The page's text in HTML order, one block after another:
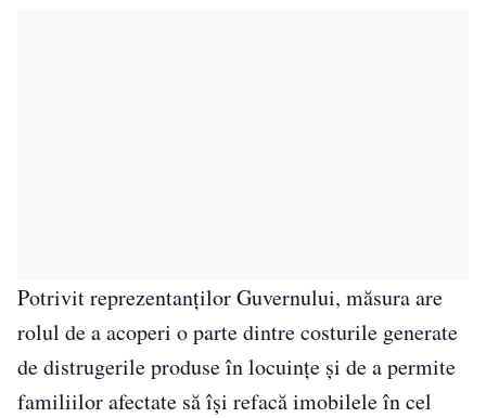
Potrivit reprezentanților Guvernului, măsura are
rolul de a acoperi o parte dintre costurile generate
de distrugerile produse în locuințe și de a permite
familiilor afectate să își refacă imobilele în cel